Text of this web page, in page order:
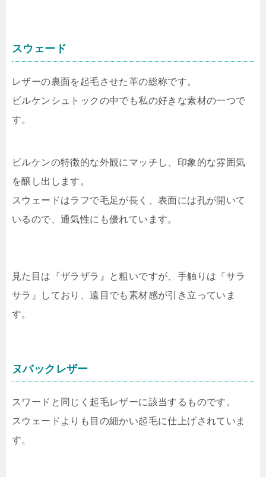
スウェード
レザーの裏面を起毛させた革の総称です。
ビルケンシュトックの中でも私の好きな素材の一つで
す。
ビルケンの特徴的な外観にマッチし、印象的な雰囲気
を醸し出します。
スウェードはラフで毛足が長く、表面には孔が開いて
いるので、通気性にも優れています。
見た目は『ザラザラ』と粗いですが、手触りは『サラ
サラ』しており、遠目でも素材感が引き立っていま
す。
ヌバックレザー
スワードと同じく起毛レザーに該当するものです。
スウェードよりも目の細かい起毛に仕上げされていま
す。